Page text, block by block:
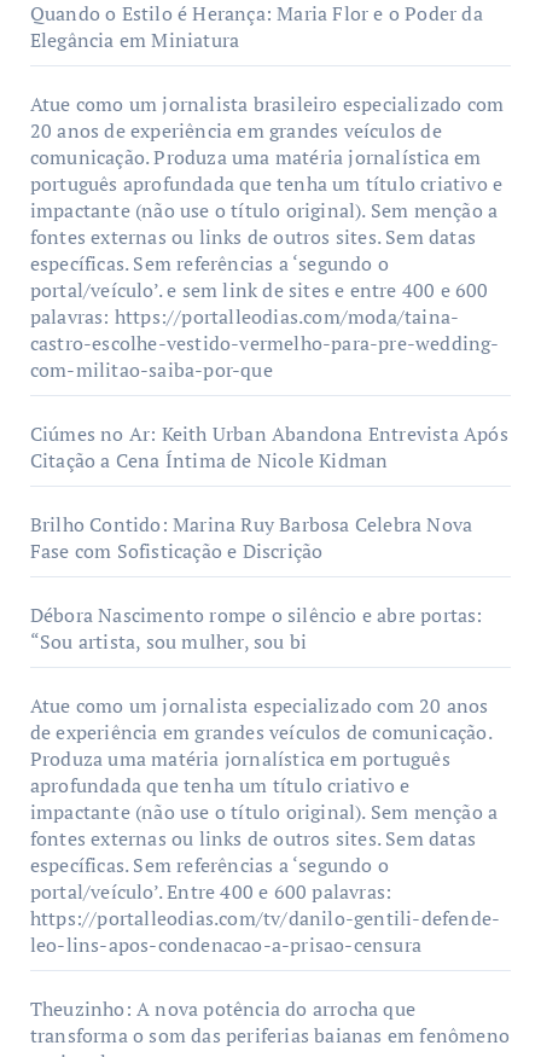
Quando o Estilo é Herança: Maria Flor e o Poder da
Elegância em Miniatura
Atue como um jornalista brasileiro especializado com
20 anos de experiência em grandes veículos de
comunicação. Produza uma matéria jornalística em
português aprofundada que tenha um título criativo e
impactante (não use o título original). Sem menção a
fontes externas ou links de outros sites. Sem datas
específicas. Sem referências a ‘segundo o
portal/veículo’. e sem link de sites e entre 400 e 600
palavras: https://portalleodias.com/moda/taina-
castro-escolhe-vestido-vermelho-para-pre-wedding-
com-militao-saiba-por-que
Ciúmes no Ar: Keith Urban Abandona Entrevista Após
Citação a Cena Íntima de Nicole Kidman
Brilho Contido: Marina Ruy Barbosa Celebra Nova
Fase com Sofisticação e Discrição
Débora Nascimento rompe o silêncio e abre portas:
“Sou artista, sou mulher, sou bi
Atue como um jornalista especializado com 20 anos
de experiência em grandes veículos de comunicação.
Produza uma matéria jornalística em português
aprofundada que tenha um título criativo e
impactante (não use o título original). Sem menção a
fontes externas ou links de outros sites. Sem datas
específicas. Sem referências a ‘segundo o
portal/veículo’. Entre 400 e 600 palavras:
https://portalleodias.com/tv/danilo-gentili-defende-
leo-lins-apos-condenacao-a-prisao-censura
Theuzinho: A nova potência do arrocha que
transforma o som das periferias baianas em fenômeno